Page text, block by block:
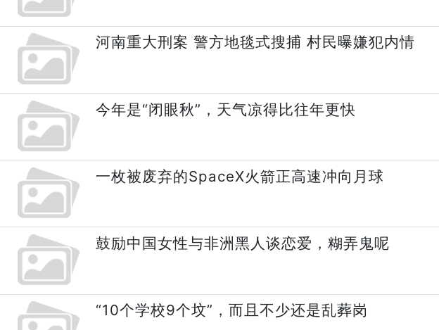
河南重大刑案 警方地毯式搜捕 村民曝嫌犯内情
今年是“闭眼秋”，天气凉得比往年更快
一枚被废弃的SpaceX火箭正高速冲向月球
鼓励中国女性与非洲黑人谈恋爱，糊弄鬼呢
“10个学校9个坟”，而且不少还是乱葬岗